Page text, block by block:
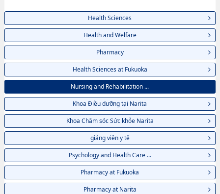
Health Sciences
Health and Welfare
Pharmacy
Health Sciences at Fukuoka
Nursing and Rehabilitation ...
Khoa Điều dưỡng tại Narita
Khoa Chăm sóc Sức khỏe Narita
giảng viên y tế
Psychology and Health Care ...
Pharmacy at Fukuoka
Pharmacy at Narita